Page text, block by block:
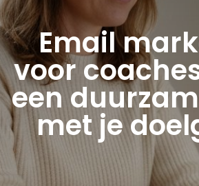
Email
voor
een
met je